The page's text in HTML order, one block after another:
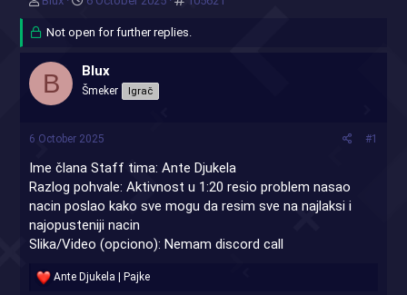
r
a
d
r
t
r
a
t
d
a
Not open for further replies.
B Blux
Šmeker Igrač
6 October 2025 #1
Ime člana Staff tima: Ante Djukela
Razlog pohvale: Aktivnost u 1:20 resio problem nasao
nacin poslao kako sve mogu da resim sve na najlaksi i
najopusteniji nacin
Slika/Video (opciono): Nemam discord call
R
Ante Djukela | Pajke